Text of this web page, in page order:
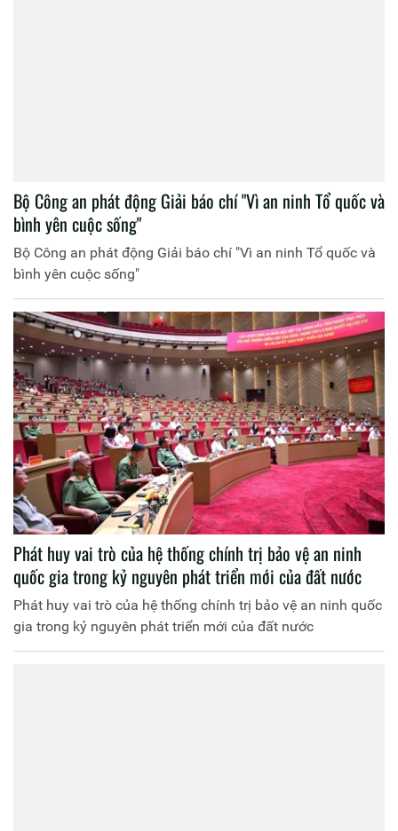
Bộ Công an phát động Giải báo chí "Vì an ninh Tổ quốc và
bình yên cuộc sống"
Bộ Công an phát động Giải báo chí "Vì an ninh Tổ quốc và
bình yên cuộc sống"
Phát huy vai trò của hệ thống chính trị bảo vệ an ninh
quốc gia trong kỷ nguyên phát triển mới của đất nước
Phát huy vai trò của hệ thống chính trị bảo vệ an ninh quốc
gia trong kỷ nguyên phát triển mới của đất nước